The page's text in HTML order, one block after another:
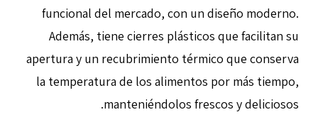
funcional del mercado, con un diseño moderno.
Además, tiene cierres plásticos que facilitan su
apertura y un recubrimiento térmico que conserva
la temperatura de los alimentos por más tiempo,
manteniéndolos frescos y deliciosos.